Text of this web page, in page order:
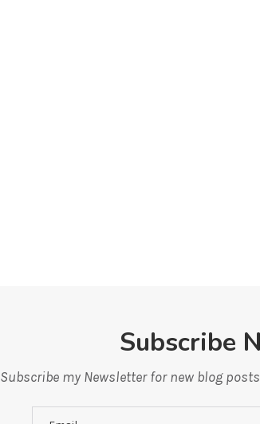
Subscribe
Subscribe my Newsletter for new blog